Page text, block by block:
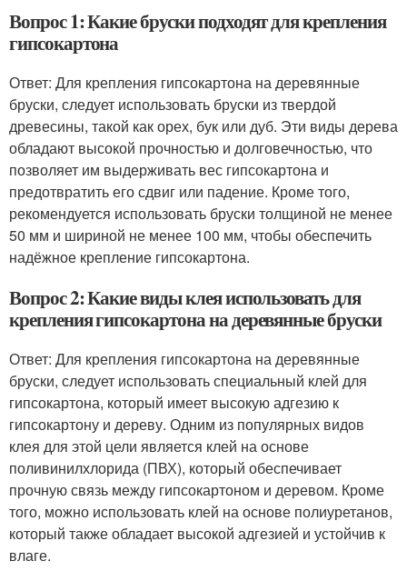
Вопрос 1: Какие бруски подходят для крепления
гипсокартона
Ответ: Для крепления гипсокартона на деревянные
бруски, следует использовать бруски из твердой
древесины, такой как орех, бук или дуб. Эти виды дерева
обладают высокой прочностью и долговечностью, что
позволяет им выдерживать вес гипсокартона и
предотвратить его сдвиг или падение. Кроме того,
рекомендуется использовать бруски толщиной не менее
50 мм и шириной не менее 100 мм, чтобы обеспечить
надёжное крепление гипсокартона.
Вопрос 2: Какие виды клея использовать для
крепления гипсокартона на деревянные бруски
Ответ: Для крепления гипсокартона на деревянные
бруски, следует использовать специальный клей для
гипсокартона, который имеет высокую адгезию к
гипсокартону и дереву. Одним из популярных видов
клея для этой цели является клей на основе
поливинилхлорида (ПВХ), который обеспечивает
прочную связь между гипсокартоном и деревом. Кроме
того, можно использовать клей на основе полиуретанов,
который также обладает высокой адгезией и устойчив к
влаге.